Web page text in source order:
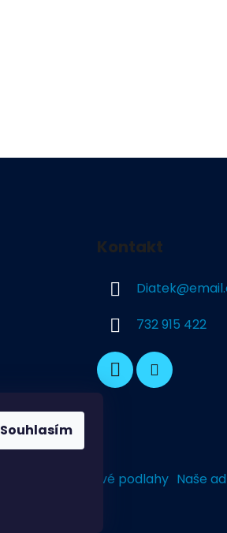
Souhlasím
Kontakt
Diatek@
732 915 422
Průmyslové podlahy Naše